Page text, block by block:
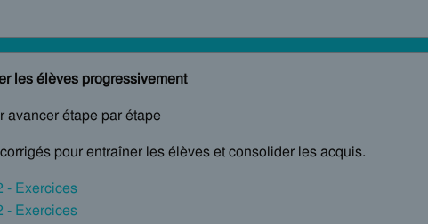
les élèves progressivement
étape par étape
pour entraîner les élèves et consolider les acquis.
- Exercices
- Exercices